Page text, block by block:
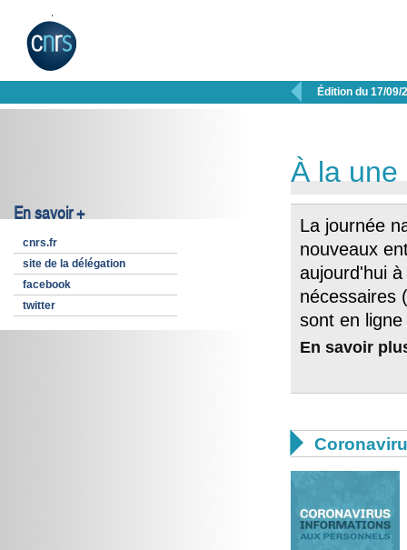
 Édition du 17/09/
En savoir +
cnrs.fr
site de la délégation
facebook
twitter
À la une
La journée
nouveaux
aujourd'hui
nécessaires
sont en
En savoir
